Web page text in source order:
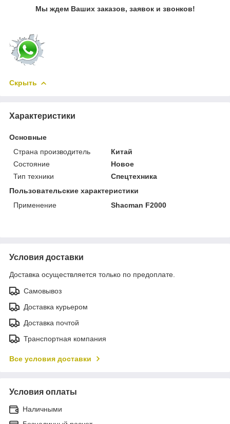
Мы ждем Ваших заказов, заявок и звонков!
Скрыть
Характеристики
Основные
Страна производитель
Китай
Состояние
Новое
Тип техники
Спецтехника
Пользовательские характеристики
Применение
Shacman F2000
Условия доставки
Доставка осуществляется только по предоплате.
Самовывоз
Доставка курьером
Доставка почтой
Транспортная компания
Все условия доставки
Условия оплаты
Наличными